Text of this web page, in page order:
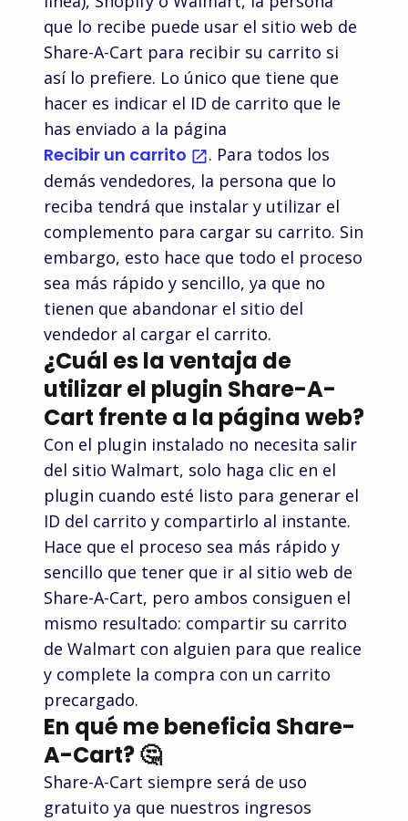
YesStyle
Mizuno
Tillys
shopDisney
Micro Center
noon
MAKRO
Hollister
Zappos
Camcor
Flinn
Scientific
Cabela's
Monoprix
Magento
Gap
Halara
Brooks
Brothers
Wine.com
Etsy
Adafruit
Academy
Hepsiburada
PrestaShop
H-E-B
Macy's
West Music
que lo recibe puede usar el sitio web de
Share-A-Cart para recibir su carrito si
así lo prefiere. Lo único que tiene que
hacer es indicar el ID de carrito que le
has enviado a la página
Recibir un carrito
. Para todos los
demás vendedores, la persona que lo
reciba tendrá que instalar y utilizar el
complemento para cargar su carrito. Sin
embargo, esto hace que todo el proceso
sea más rápido y sencillo, ya que no
tienen que abandonar el sitio del
vendedor al cargar el carrito.
¿Cuál es la ventaja de
utilizar el plugin Share-A-
Cart frente a la página web?
Con el plugin instalado no necesita salir
del sitio Walmart, solo haga clic en el
plugin cuando esté listo para generar el
ID del carrito y compartirlo al instante.
Hace que el proceso sea más rápido y
sencillo que tener que ir al sitio web de
Share-A-Cart, pero ambos consiguen el
mismo resultado: compartir su carrito
de Walmart con alguien para que realice
y complete la compra con un carrito
precargado.
En qué me beneficia Share-
A-Cart? 🤔
Share-A-Cart siempre será de uso
gratuito ya que nuestros ingresos